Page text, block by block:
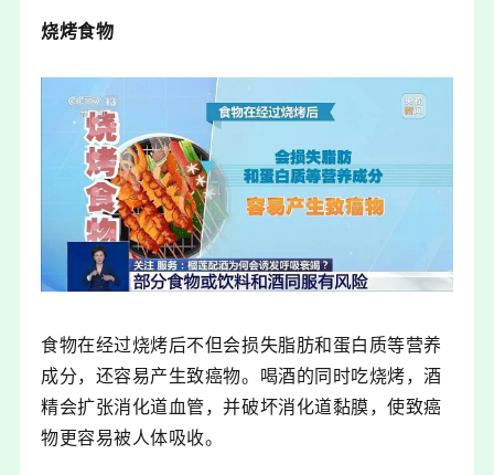
烧烤食物
食物在经过烧烤后不但会损失脂肪和蛋白质等营养
成分，还容易产生致癌物。喝酒的同时吃烧烤，酒
精会扩张消化道血管，并破坏消化道黏膜，使致癌
物更容易被人体吸收。